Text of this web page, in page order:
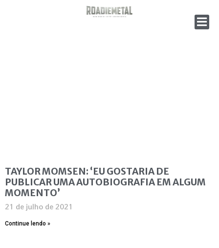
TAYLOR MOMSEN: ‘EU GOSTARIA DE
PUBLICAR UMA AUTOBIOGRAFIA EM ALGUM
MOMENTO’
21 de julho de 2021
Continue lendo »